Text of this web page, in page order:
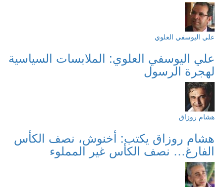
علي اليوسفي العلوي
علي اليوسفي العلوي: الملابسات السياسية
لهجرة الرسول
هشام روزاق
هشام روزاق يكتب: أخنوش، نصف الكأس
الفارغ… نصف الكأس غير المملوء